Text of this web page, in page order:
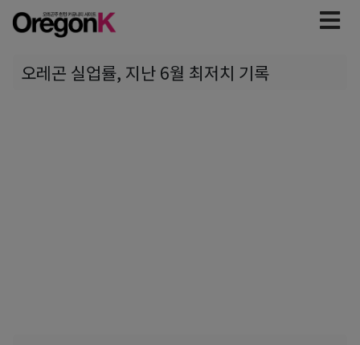
오레곤 실업률, 지난 6월 최저치 기록